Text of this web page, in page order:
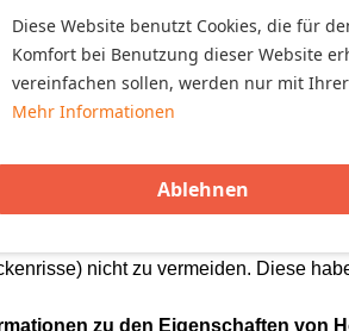
Nicht für Kinder unter 36 Monaten
von Erwachsenen benutzen. Nur
bzw. streichen Sie die Holzbauteile
keine Feuchtigkeit aus dem Holz
nicht zu vermeiden. Diese
zu den Eigenschaften von
Diese Website benutzt Cookies, die für
Komfort bei Benutzung dieser Website
vereinfachen sollen, werden nur mit
Mehr Informationen
Ablehnen